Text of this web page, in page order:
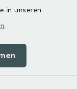
in unseren
.